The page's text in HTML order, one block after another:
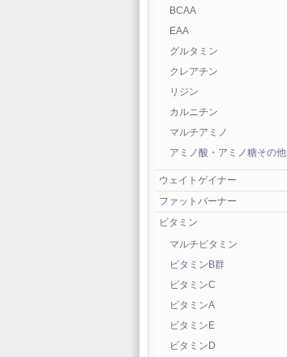
BCAA
EAA
グルタミン
クレアチン
リジン
カルニチン
マルチアミノ
アミノ酸・アミノ糖その他
ウェイトゲイナー
ファットバーナー
ビタミン
マルチビタミン
ビタミンB群
ビタミンC
ビタミンA
ビタミンE
ビタミンD